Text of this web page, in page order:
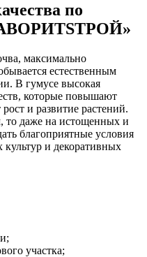
по
максимально
естественным
В гумусе высокая
которые повышают
и развитие растений.
то даже на истощенных и
благоприятные условия
культур и декоративных
участка;